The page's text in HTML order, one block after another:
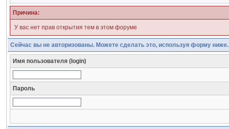
Причина:
У вас нет прав открытия тем в этом форуме
Сейчас вы не авторизованы. Можете сделать это, используя форму ниже.
Имя пользователя (login)
Пароль